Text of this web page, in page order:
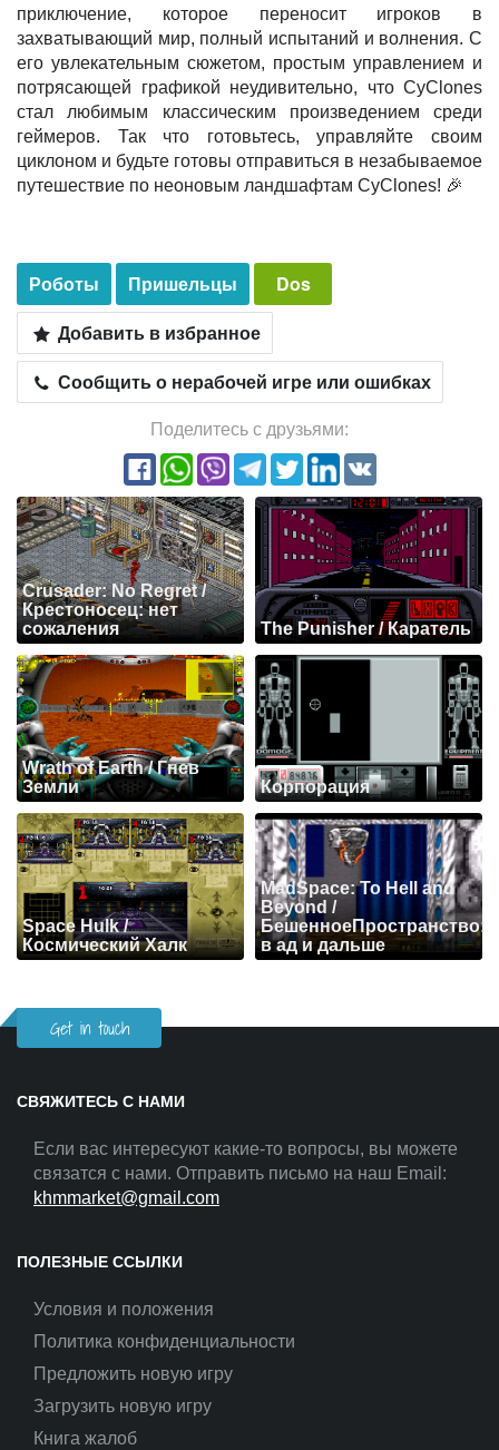
приключение, которое переносит игроков в
захватывающий мир, полный испытаний и волнения. С
его увлекательным сюжетом, простым управлением и
потрясающей графикой неудивительно, что CyClones
стал любимым классическим произведением среди
геймеров. Так что готовьтесь, управляйте своим
циклоном и будьте готовы отправиться в незабываемое
путешествие по неоновым ландшафтам CyClones! 🎉
Роботы Пришельцы
Dos
Добавить в избранное
Сообщить о нерабочей игре или ошибках
Поделитесь с друзьями:
Crusader: No Regret /
Крестоносец: нет
сожаления
The Punisher / Каратель
Wrath of Earth / Гнев
Земли
Корпорация
Space Hulk /
Космический Халк
MadSpace: To Hell and
Beyond /
БешенноеПространство:
в ад и дальше
Get in touch
СВЯЖИТЕСЬ С НАМИ
Если вас интересуют какие-то вопросы, вы можете
связатся с нами. Отправить письмо на наш Email:
khmmarket@gmail.com
ПОЛЕЗНЫЕ ССЫЛКИ
Условия и положения
Политика конфиденциальности
Предложить новую игру
Загрузить новую игру
Книга жалоб